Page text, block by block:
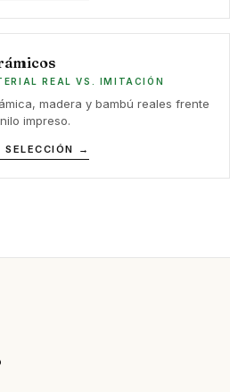
REAL VS. IMITACIÓN
madera y bambú reales frente
impreso.
SELECCIÓN →